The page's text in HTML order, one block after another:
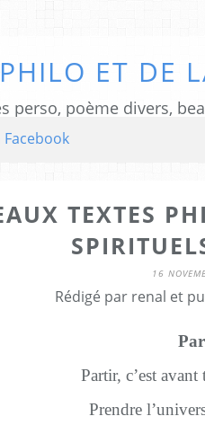
ET DE
perso, poème divers,
Facebook
TEXTES
16
Rédigé par renal et
Partir, c’est
Prendre